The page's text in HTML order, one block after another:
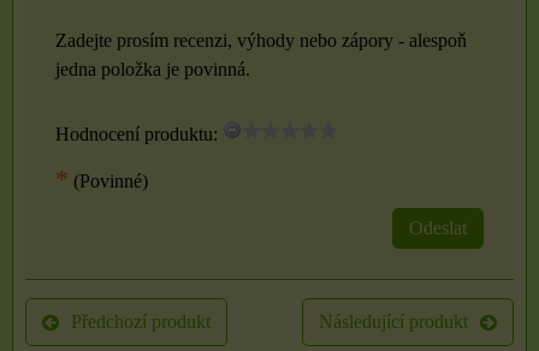
Zadejte prosím recenzi, výhody nebo zápory - alespoň
jedna položka je povinná.
Hodnocení produktu:
* (Povinné)
Odeslat
Předchozí produkt Následující produkt